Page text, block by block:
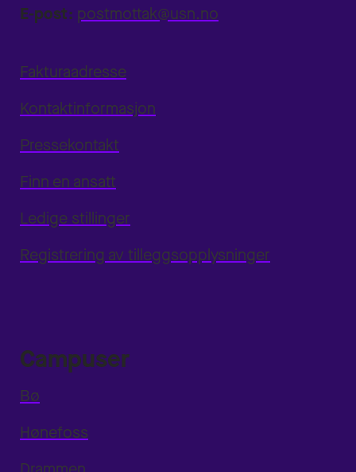
E-post: postmottak@usn.no
Fakturaadresse
Kontaktinformasjon
Pressekontakt
Finn en ansatt
Ledige stillinger
Registrering av tilleggsopplysninger
Campuser
Bø
Hønefoss